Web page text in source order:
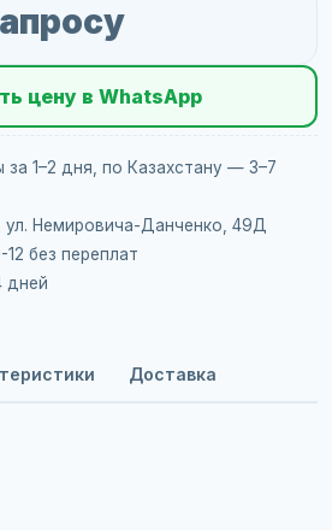
цену в WhatsApp
1–2 дня, по Казахстану — 3–7
Немировича-Данченко, 49Д
без переплат
дней
Доставка